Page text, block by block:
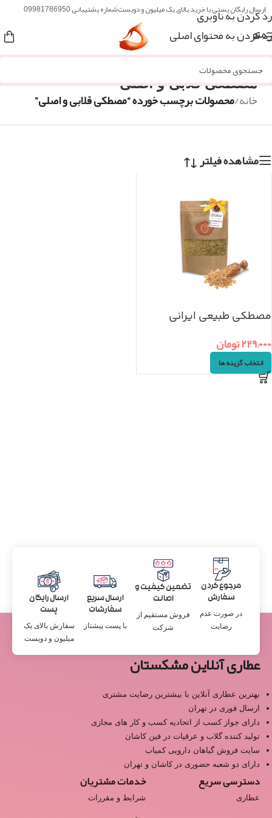
رد کردن به ناوبری
رد کردن به محتوای اصلی
ارسال رایگان پستی با خرید بالای یک میلیون و دویستشماره پشتیبانی 09981786950
منو
مصطکی قلابی و اصلی
خانه/محصولات برچسب خورده “مصطکی قلابی و اصلی”
مشاهده فیلتر
مصطکی طبیعی ایرانی
۲۲۹,۰۰۰تومان
انتخاب گزینه ها
مرجوع کردن
سفارش
در صورت عدم
رضایت
تضمین کیفیت و
اصالت
فروش مستقیم از
شرکت
ارسال سریع
سفارشات
با پست پیشتاز
ارسال رایگان
پست
سفارش بالای یک
میلیون و دویست
عطاری آنلاین مشکستان
بهترین عطاری آنلاین با بیشترین رضایت مشتری
ارسال فوری در تهران
دارای جواز کسب از اتحادیه کسب و کار های مجازی
تولید کننده گلاب و عرقیات در فین کاشان
سایت فروش گیاهان دارویی کمیاب
دارای دو شعبه حضوری در کاشان و تهران
دسترسی سریع
عطاری
خدمات مشتریان
شرایط و مقررات